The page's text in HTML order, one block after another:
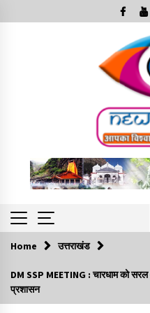
to
Trending Now
कार्यक्रम में शामिल
Home उत्तराखंड
DM SSP MEETING : चारधाम को
प्रशासन